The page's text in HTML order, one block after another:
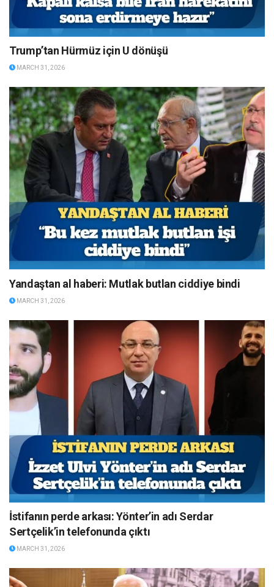
Trump’tan Hürmüz için U dönüşü
MARCH 31, 2026
Yandaştan al haberi: Mutlak butlan ciddiye bindi
MARCH 31, 2026
İstifanın perde arkası: Yönter’in adı Serdar
Sertçelik’in telefonunda çıktı
MARCH 31, 2026